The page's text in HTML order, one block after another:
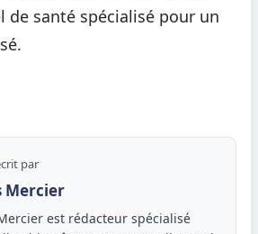
de santé spécialisé pour un
par
Mercier
est rédacteur spécialisé